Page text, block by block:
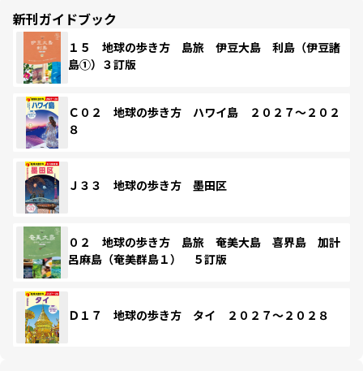
新刊ガイドブック
１５ 地球の歩き方 島旅 伊豆大島 利島（伊豆諸
島①）３訂版
Ｃ０２ 地球の歩き方 ハワイ島 ２０２７～２０２
８
Ｊ３３ 地球の歩き方 墨田区
０２ 地球の歩き方 島旅 奄美大島 喜界島 加計
呂麻島（奄美群島１） ５訂版
Ｄ１７ 地球の歩き方 タイ ２０２７～２０２８